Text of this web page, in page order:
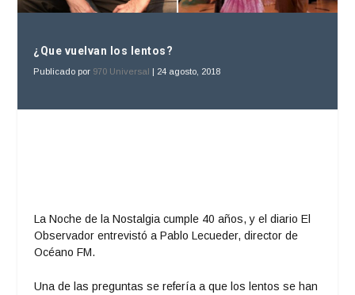
¿Que vuelvan los lentos?
Publicado por 970 Universal | 24 agosto, 2018
La Noche de la Nostalgia cumple 40 años, y el diario El
Observador entrevistó a Pablo Lecueder, director de
Océano FM.
Una de las preguntas se refería a que los lentos se han